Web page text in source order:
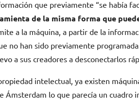
que previamente “se había
de la misma forma que
a la máquina, a partir de la
no han sido previamente
a sus creadores a desconectarlos
intelectual, ya existen
Ámsterdam lo que parecía un cuadro